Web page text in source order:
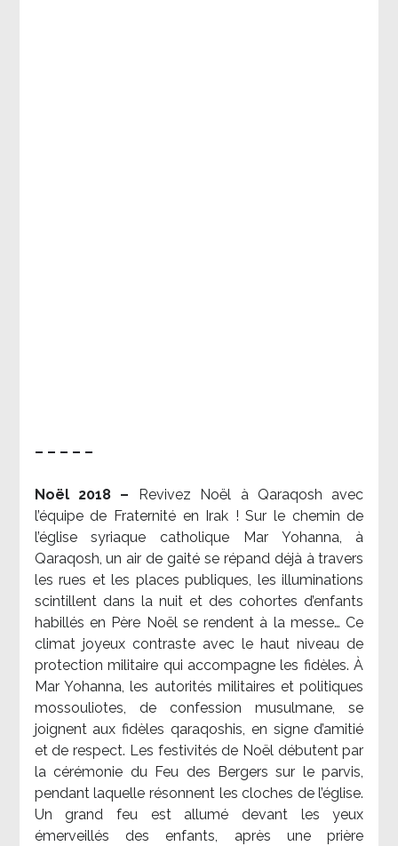
– – – – –
Noël 2018 –
Revivez Noël à Qaraqosh avec
l’équipe de Fraternité en Irak ! Sur le chemin de
l’église syriaque catholique Mar Yohanna, à
Qaraqosh, un air de gaité se répand déjà à travers
les rues et les places publiques, les illuminations
scintillent dans la nuit et des cohortes d’enfants
habillés en Père Noël se rendent à la messe… Ce
climat joyeux contraste avec le haut niveau de
protection militaire qui accompagne les fidèles. À
Mar Yohanna, les autorités militaires et politiques
mossouliotes, de confession musulmane, se
joignent aux fidèles qaraqoshis, en signe d’amitié
et de respect. Les festivités de Noël débutent par
la cérémonie du Feu des Bergers sur le parvis,
pendant laquelle résonnent les cloches de l’église.
Un grand feu est allumé devant les yeux
émerveillés des enfants, après une prière